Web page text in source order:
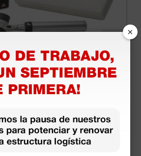
Delta 20® T - con mango
con NT
€
×